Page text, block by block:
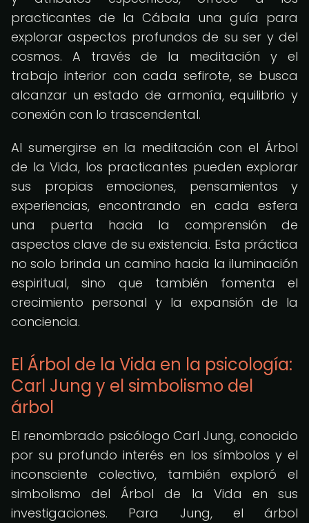
practicantes de la Cábala una guía para
explorar aspectos profundos de su ser y del
cosmos. A través de la meditación y el
trabajo interior con cada sefirote, se busca
alcanzar un estado de armonía, equilibrio y
conexión con lo trascendental.
Al sumergirse en la meditación con el Árbol
de la Vida, los practicantes pueden explorar
sus propias emociones, pensamientos y
experiencias, encontrando en cada esfera
una puerta hacia la comprensión de
aspectos clave de su existencia. Esta práctica
no solo brinda un camino hacia la iluminación
espiritual, sino que también fomenta el
crecimiento personal y la expansión de la
conciencia.
El Árbol de la Vida en la psicología:
Carl Jung y el simbolismo del
árbol
El renombrado psicólogo Carl Jung, conocido
por su profundo interés en los símbolos y el
inconsciente colectivo, también exploró el
simbolismo del Árbol de la Vida en sus
investigaciones. Para Jung, el árbol